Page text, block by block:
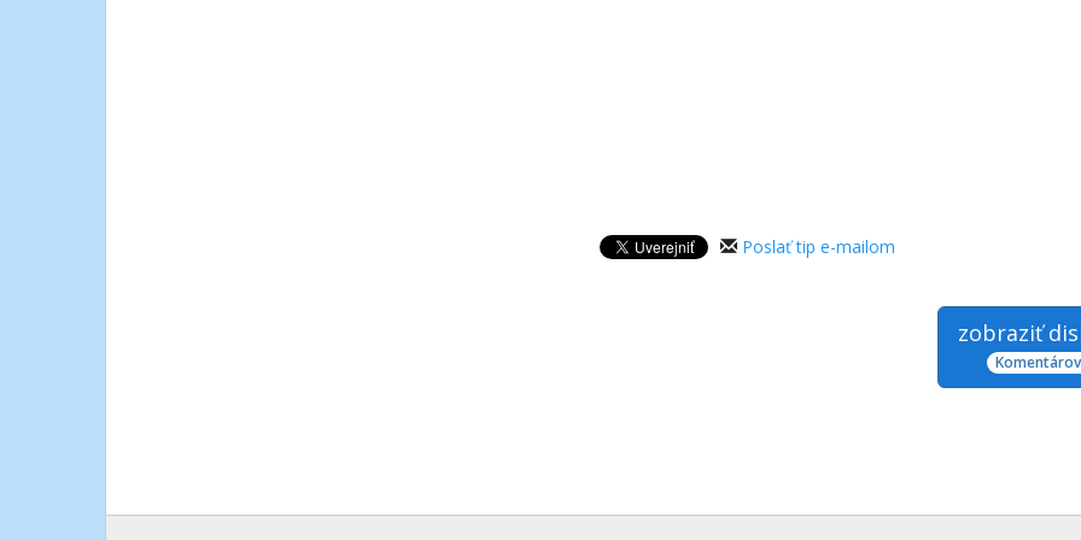
Poslať tip e-mailom
zobraziť